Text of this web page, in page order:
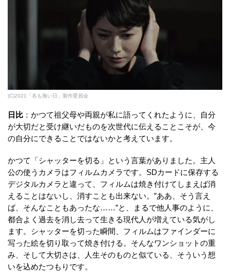
(C)2021「名も無い日」製作委員会
日比 ：かつて祖父母や両親が私に語ってくれたように、自分
が大切だと受け継いだものを次世代に伝えることこそが、今
の自分にできることではないかと考えています。
かつて「シャッターを切る」という言葉がありました。主人
公の使うカメラはフィルムカメラです。SDカードに保存する
デジタルカメラと違って、フィルムは焼き付けてしまえば消
えることはないし、消すことも出来ない。”ああ、そう言え
ば、そんなこともあったな……”と、まるで他人事のように、
都合よく過去を消し去って生きる現代人が増えている気がし
ます。シャッターを切った瞬間、フィルムはファインダーに
写った絵を切り取って焼き付ける。そんなワンショットの重
み、そして大切さは、人生そのものと似ている、そういう想
いを込めたつもりです。